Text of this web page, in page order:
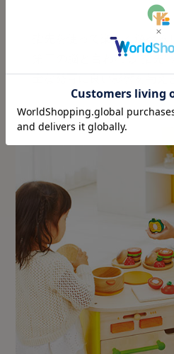
指先を使って楽しく遊べる
第二の脳と言われる”指先